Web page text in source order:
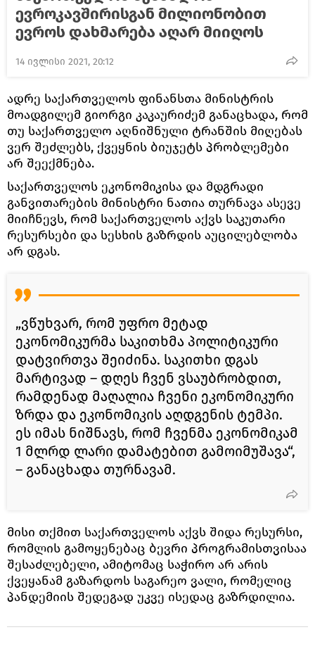
ევროკავშირისგან მილიონობით
ევროს დახმარება აღარ მიიღოს
14 ივლისი 2021, 20:12
ადრე საქართველოს ფინანსთა მინისტრის
მოადგილემ გიორგი კაკაურიძემ განაცხადა, რომ
თუ საქართველო აღნიშნული ტრანშის მიღებას
ვერ შეძლებს, ქვეყნის ბიუჯეტს პრობლემები
არ შეექმნება.
საქართველოს ეკონომიკისა და მდგრადი
განვითარების მინისტრი ნათია თურნავა ასევე
მიიჩნევს, რომ საქართველოს აქვს საკუთარი
რესურსები და სესხის გაზრდის აუცილებლობა
არ დგას.
„ვწუხვარ, რომ უფრო მეტად
ეკონომიკურმა საკითხმა პოლიტიკური
დატვირთვა შეიძინა. საკითხი დგას
მარტივად – დღეს ჩვენ ვსაუბრობდით,
რამდენად მაღალია ჩვენი ეკონომიკური
ზრდა და ეკონომიკის აღდგენის ტემპი.
ეს იმას ნიშნავს, რომ ჩვენმა ეკონომიკამ
1 მლრდ ლარი დამატებით გამოიმუშავა“,
– განაცხადა თურნავამ.
მისი თქმით საქართველოს აქვს შიდა რესურსი,
რომლის გამოყენებაც ბევრი პროგრამისთვისაა
შესაძლებელი, ამიტომაც საჭირო არ არის
ქვეყანამ გაზარდოს საგარეო ვალი, რომელიც
პანდემიის შედეგად უკვე ისედაც გაზრდილია.